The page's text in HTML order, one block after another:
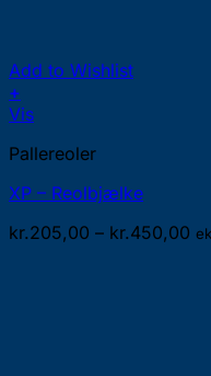
Add to Wishlist
+
Dette
har
varianter.
Mulighederne
kan
Vis
Pallereoler
XP – Reolbjælke
kr.205,00 – kr.450,00